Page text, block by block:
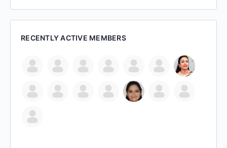
RECENTLY ACTIVE MEMBERS